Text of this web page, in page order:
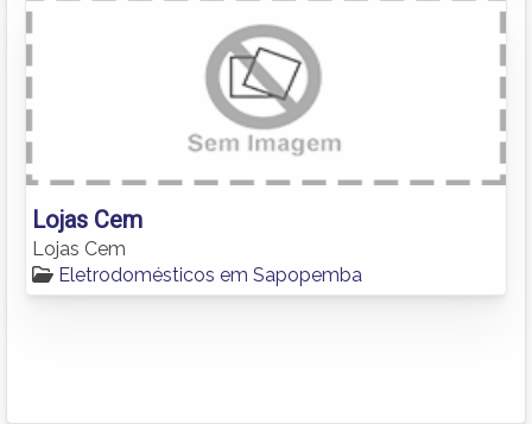
Lojas Cem
Lojas Cem
Eletrodomésticos em Sapopemba